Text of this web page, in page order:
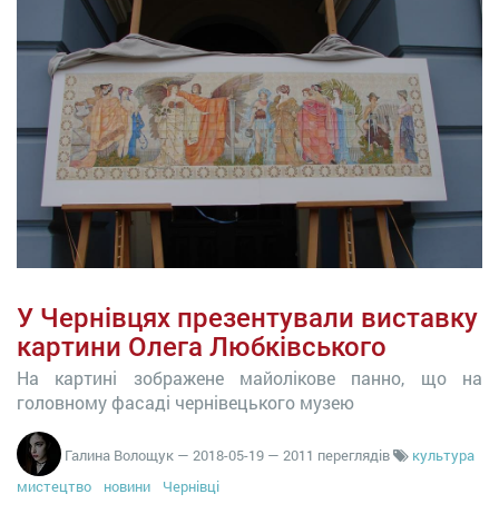
У Чернівцях презентували виставку
картини Олега Любківського
На картині зображене майолікове панно, що на
головному фасаді чернівецького музею
Галина Волощук — 2018-05-19 — 2011 переглядів
культура
мистецтво
новини Чернівці